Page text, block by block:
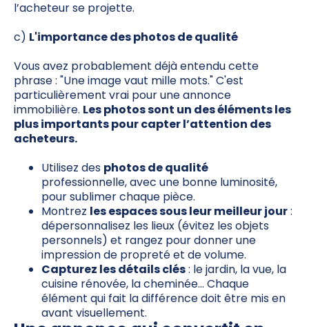
l’acheteur se projette.
c) L'importance des photos de qualité
Vous avez probablement déjà entendu cette
phrase : "Une image vaut mille mots." C'est
particulièrement vrai pour une annonce
immobilière. Les photos sont un des éléments les
plus importants pour capter l’attention des
acheteurs.
Utilisez des photos de qualité
professionnelle, avec une bonne luminosité,
pour sublimer chaque pièce.
Montrez les espaces sous leur meilleur jour:
dépersonnalisez les lieux (évitez les objets
personnels) et rangez pour donner une
impression de propreté et de volume.
Capturez les détails clés: le jardin, la vue, la
cuisine rénovée, la cheminée… Chaque
élément qui fait la différence doit être mis en
avant visuellement.